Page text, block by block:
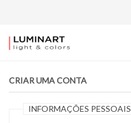
CRIAR UMA CONTA
INFORMAÇÕES PESSOAIS